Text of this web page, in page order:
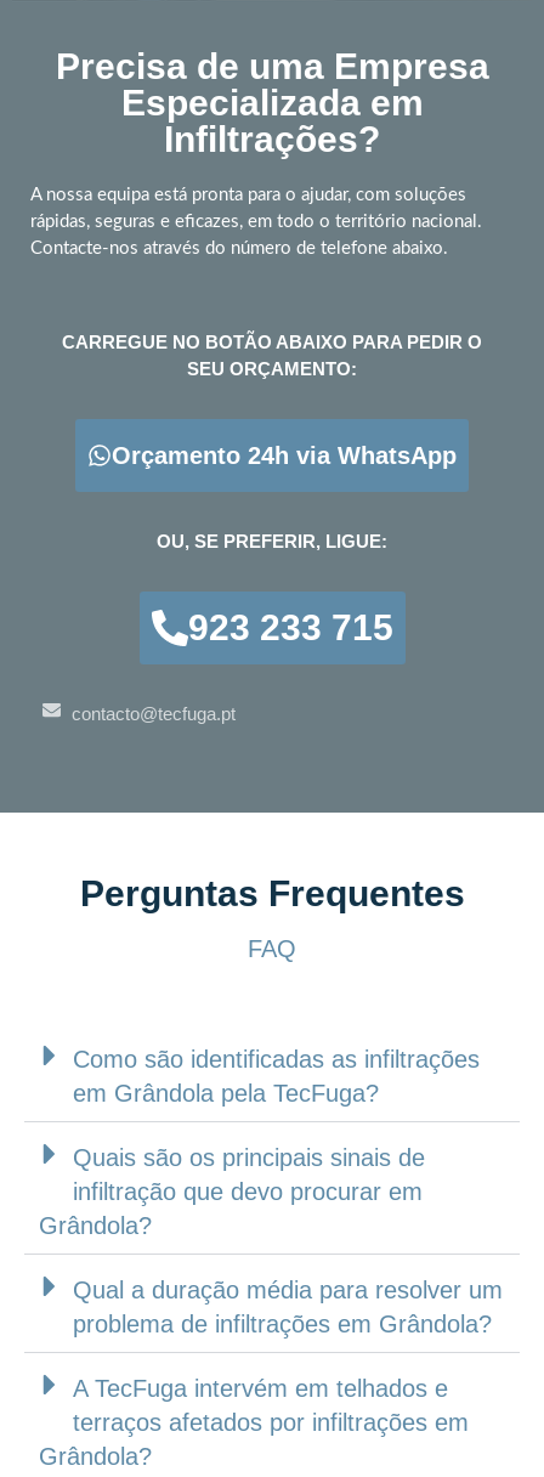
Precisa de uma Empresa
Especializada em
Infiltrações?
A nossa equipa está pronta para o ajudar, com soluções
rápidas, seguras e eficazes, em todo o território nacional.
Contacte-nos através do número de telefone abaixo.
CARREGUE NO BOTÃO ABAIXO PARA PEDIR O
SEU ORÇAMENTO:
Orçamento 24h via WhatsApp
OU, SE PREFERIR, LIGUE:
923 233 715
contacto@tecfuga.pt
Perguntas Frequentes
FAQ
Como são identificadas as infiltrações
em Grândola pela TecFuga?
Quais são os principais sinais de
infiltração que devo procurar em
Grândola?
Qual a duração média para resolver um
problema de infiltrações em Grândola?
A TecFuga intervém em telhados e
terraços afetados por infiltrações em
Grândola?